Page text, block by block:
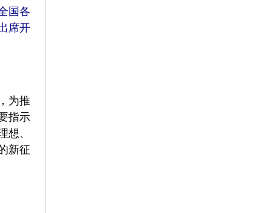
国各
席开
为推
指示
、
新征